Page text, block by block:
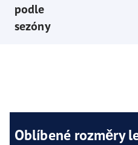
podle
sezóny
Oblíbené rozměry